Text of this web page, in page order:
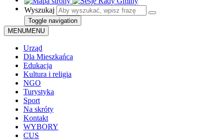
Wyszukaj
Toggle navigation
MENUMENU
Urząd
Dla Mieszkańca
Edukacja
Kultura i religia
NGO
Turystyka
Sport
Na skróty
Kontakt
WYBORY
CUS